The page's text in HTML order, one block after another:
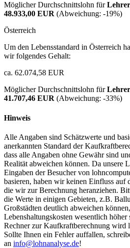
Möglicher Durchschnittslohn für
48.933,00 EUR (Abweichung: -19%)
Österreich
Um den Lebensstandard in Österreich
wir folgendes Gehalt:
ca. 62.074,58 EUR
Möglicher Durchschnittslohn für
41.707,46 EUR (Abweichung: -33%)
Hinweis
Alle Angaben sind Schätzwerte und
anerkannten Standard der
dass alle Angaben ohne Gewähr sind
Realität abweichen können. Da unsere
Eingaben der Besucher von
basieren, haben wir keinen Einfluss auf
die wir zur Berechnung heranziehen.
die Werte in einigen Gebieten, z.B.
Großstädten deutlich abweichen
Lebenshaltungskosten wesentlich höher
Rechner zur Kaufkraftberechnung wird
Sollte Ihnen ein Fehler auffallen,
an info@lohnanalyse.de!